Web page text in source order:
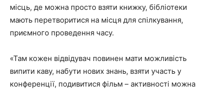
місць, де можна просто взяти книжку, бібліотеки
мають перетворитися на місця для спілкування,
приємного проведення часу.
«Там кожен відвідувач повинен мати можливість
випити каву, набути нових знань, взяти участь у
конференції, подивитися фільм – активності можна